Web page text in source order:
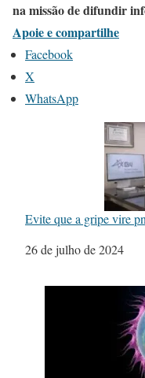
na missão de difundir
Apoie e compartilhe
Facebook
X
WhatsApp
Evite que a gripe vire
Data
26 de julho de 2024